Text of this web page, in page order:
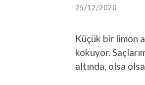
25/12/2020
Küçük bir limon
kokuyor.
altında, olsa